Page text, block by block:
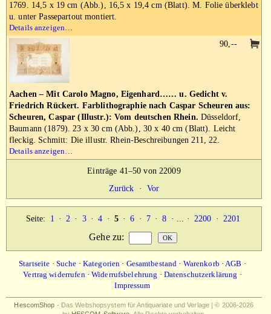
1769. 14,5 x 19 cm (Abb.), 16,5 x 19,4 cm (Blatt). M. Folie überklebt
u. unter Passepartout montiert.
Details anzeigen…
Aachen – Mit Carolo Magno, Eigenhard…… u. Gedicht v.
Friedrich Rückert. Farblithographie nach Caspar Scheuren aus:
Scheuren, Caspar (Illustr.): Vom deutschen Rhein. Düsseldorf,
Baumann (1879). 23 x 30 cm (Abb.), 30 x 40 cm (Blatt). Leicht
fleckig. Schmitt: Die illustr. Rhein-Beschreibungen 211, 22.
Details anzeigen…
90,--
Einträge 41–50 von 22009
Zurück
· Vor
Seite: 1 · 2 · 3 · 4 · 5 · 6 · 7 · 8 · ... · 2200 · 2201
Gehe zu:
Startseite · Suche · Kategorien · Gesamtbestand · Warenkorb ·AGB ·
Vertrag widerrufen·Widerrufsbelehrung · Datenschutzerklärung ·
Impressum
HescomShop - Das Webshopsystem für Antiquariate und Verlage | © 2006-2026